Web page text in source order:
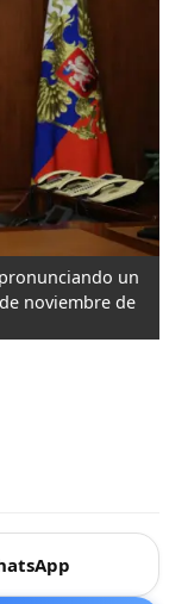
un
noviembre de